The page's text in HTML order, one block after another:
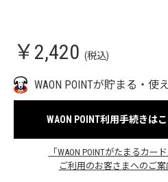
￥2,420 (税込)
WAON POINTが貯まる・使
WAON POINT利用手続きは
「WAON POINTがたまるカー
ご利用のお客さまへのご案